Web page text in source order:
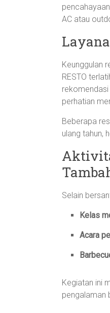
AC atau
Keunggulan
RESTO
perhatian
Beberapa
ulang tahun,
Selain
Kelas
Acara
Kegiatan ini
pengalaman